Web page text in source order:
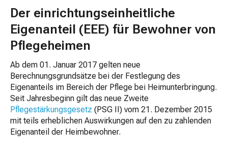
Der einrichtungseinheitliche
Eigenanteil (EEE) für Bewohner von
Pflegeheimen
Ab dem 01. Januar 2017 gelten neue
Berechnungsgrundsätze bei der Festlegung des
Eigenanteils im Bereich der Pflege bei Heimunterbringung.
Seit Jahresbeginn gilt das neue Zweite
Pflegestärkungsgesetz (PSG II) vom 21. Dezember 2015
mit teils erheblichen Auswirkungen auf den zu zahlenden
Eigenanteil der Heimbewohner.